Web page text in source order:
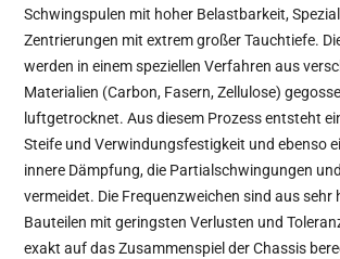
Schwingspulen mit hoher Belastbarkeit,
Zentrierungen mit extrem großer Tauchtiefe.
werden in einem speziellen Verfahren aus
Materialien (Carbon, Fasern, Zellulose)
luftgetrocknet. Aus diesem Prozess entsteht
Steife und Verwindungsfestigkeit und ebenso
innere Dämpfung, die Partialschwingungen
vermeidet. Die Frequenzweichen sind aus sehr
Bauteilen mit geringsten Verlusten und
exakt auf das Zusammenspiel der Chassis